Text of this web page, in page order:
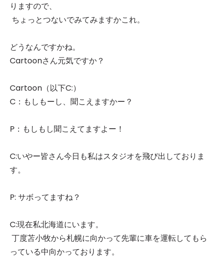
りますので、
ちょっとつないでみてみますかこれ。
どうなんですかね。
Cartoonさん元気ですか？
Cartoon（以下C:）
C：もしもーし、聞こえますかー？
P：もしもし聞こえてますよー！
C:いやー皆さん今日も私はスタジオを飛び出しておりま
す。
P: サボってますね？
C:現在私北海道にいます。
丁度苫小牧から札幌に向かって先輩に車を運転してもら
っている中向かっております。